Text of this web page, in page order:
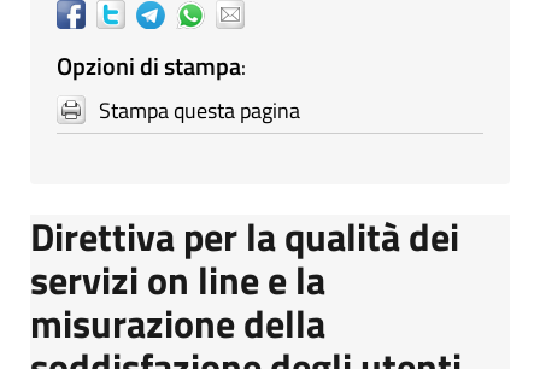
Opzioni di stampa:
Stampa questa pagina
Direttiva per la qualità dei
servizi on line e la
misurazione della